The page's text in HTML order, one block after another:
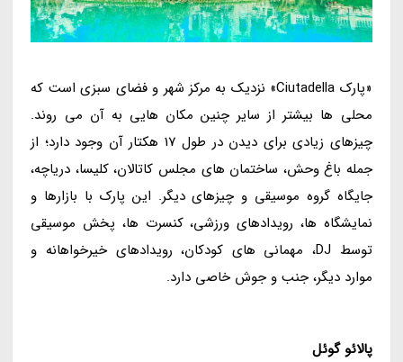
«پارک Ciutadella» نزدیک به مرکز شهر و فضای سبزی است که
محلی ها بیشتر از سایر چنین مکان هایی به آن می روند.
چیزهای زیادی برای دیدن در طول 17 هکتار آن وجود دارد؛ از
جمله باغ وحش، ساختمان های مجلس کاتالان، کلیسا، دریاچه،
جایگاه گروه موسیقی و چیزهای دیگر. این پارک با بازارها و
نمایشگاه ها، رویدادهای ورزشی، کنسرت ها، پخش موسیقی
توسط DJ، مهمانی های کودکان، رویدادهای خیرخواهانه و
موارد دیگر، جنب و جوش خاصی دارد.
پالائو گوئل